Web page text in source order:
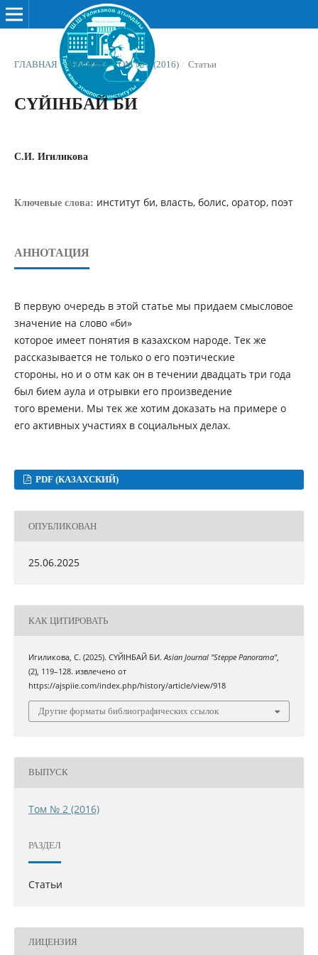
ГЛАВНАЯ / АРХИВЫ / ТОМ № 2 (2016) / Статьи
СҮЙІНБАЙ БИ
С.И. Игиликова
Ключевые слова: институт би, власть, болис, оратор, поэт
АННОТАЦИЯ
В первую очередь в этой статье мы придаем смысловое
значение на слово «би»
которое имеет понятия в казахском народе. Тек же
рассказывается не только о его поэтические
стороны, но и о отм как он в течении двадцать три года
был бием аула и отрывки его произведение
того времени. Мы тек же хотим доказать на примере о
его активных участиях в социальных делах.
PDF (КАЗАХСКИЙ)
ОПУБЛИКОВАН
25.06.2025
КАК ЦИТИРОВАТЬ
Игиликова, С. (2025). СҮЙІНБАЙ БИ.Asian Journal "Steppe Panorama",
(2), 119–128. извлечено от
https://ajspiie.com/index.php/history/article/view/918
Другие форматы библиографических ссылок
ВЫПУСК
Том № 2 (2016)
РАЗДЕЛ
Статьи
ЛИЦЕНЗИЯ